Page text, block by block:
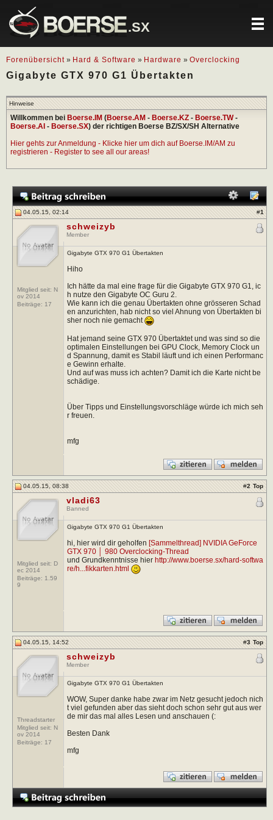
.SX
Forenübersicht » Hard & Software » Hardware » Overclocking
Gigabyte GTX 970 G1 Übertakten
Hinweise
Willkommen bei Boerse.IM (Boerse.AM - Boerse.KZ - Boerse.TW-
Boerse.AI - Boerse.SX) der richtigen Boerse BZ/SX/SH Alternative
Hier gehts zur Anmeldung - Klicke hier um dich auf Boerse.IM/AM zu
registrieren - Register to see all our areas!
04.05.15, 02:14 #1
Mitglied seit: N
ov 2014
Beiträge: 17
schweizyb
Member
Gigabyte GTX 970 G1 Übertakten
Hiho
Ich hätte da mal eine frage für die Gigabyte GTX 970 G1, ic
h nutze den Gigabyte OC Guru 2.
Wie kann ich die genau Übertakten ohne grösseren Schad
en anzurichten, hab nicht so viel Ahnung von Übertakten bi
sher noch nie gemacht
Hat jemand seine GTX 970 Übertaktet und was sind so die
optimalen Einstellungen bei GPU Clock, Memory Clock un
d Spannung, damit es Stabil läuft und ich einen Performanc
e Gewinn erhalte.
Und auf was muss ich achten? Damit ich die Karte nicht be
schädige.
Über Tipps und Einstellungsvorschläge würde ich mich seh
r freuen.
mfg
04.05.15, 08:38 #2 Top
Mitglied seit: D
ec 2014
Beiträge: 1.59
9
vladi63
Banned
Gigabyte GTX 970 G1 Übertakten
hi, hier wird dir geholfen [Sammelthread] NVIDIA GeForce
GTX 970 │ 980 Overclocking-Thread
und Grundkenntnisse hier http://www.boerse.sx/hard-softwa
re/h...fikkarten.html
04.05.15, 14:52 #3 Top
Threadstarter
Mitglied seit: N
ov 2014
Beiträge: 17
schweizyb
Member
Gigabyte GTX 970 G1 Übertakten
WOW, Super danke habe zwar im Netz gesucht jedoch nich
t viel gefunden aber das sieht doch schon sehr gut aus wer
de mir das mal alles Lesen und anschauen (:
Besten Dank
mfg